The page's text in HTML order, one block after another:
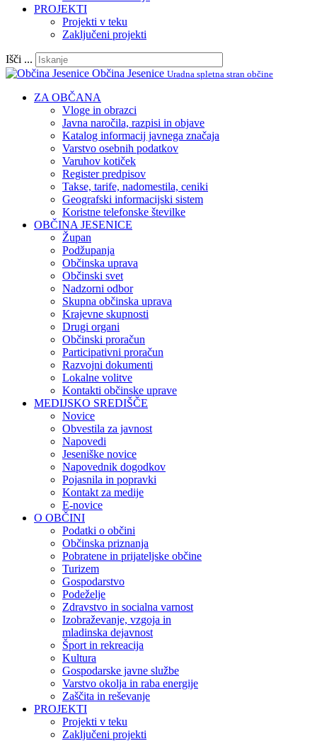
PROJEKTI
Projekti v teku
Zaključeni projekti
Išči ...
Občina Jesenice Uradna spletna stran občine
ZA OBČANA
Vloge in obrazci
Javna naročila, razpisi in objave
Katalog informacij javnega značaja
Varstvo osebnih podatkov
Varuhov kotiček
Register predpisov
Takse, tarife, nadomestila, ceniki
Geografski informacijski sistem
Koristne telefonske številke
OBČINA JESENICE
Župan
Podžupanja
Občinska uprava
Občinski svet
Nadzorni odbor
Skupna občinska uprava
Krajevne skupnosti
Drugi organi
Občinski proračun
Participativni proračun
Razvojni dokumenti
Lokalne volitve
Kontakti občinske uprave
MEDIJSKO SREDIŠČE
Novice
Obvestila za javnost
Napovedi
Jeseniške novice
Napovednik dogodkov
Pojasnila in popravki
Kontakt za medije
E-novice
O OBČINI
Podatki o občini
Občinska priznanja
Pobratene in prijateljske občine
Turizem
Gospodarstvo
Podeželje
Zdravstvo in socialna varnost
Izobraževanje, vzgoja in
mladinska dejavnost
Šport in rekreacija
Kultura
Gospodarske javne službe
Varstvo okolja in raba energije
Zaščita in reševanje
PROJEKTI
Projekti v teku
Zaključeni projekti